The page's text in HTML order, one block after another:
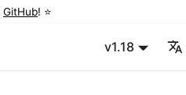
GitHub! ⭐️
v1.18